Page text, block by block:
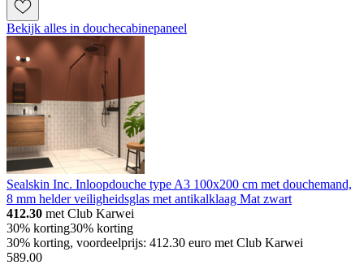
Bekijk alles in douchecabinepaneel
Sealskin Inc. Inloopdouche type A3 100x200 cm met douchemand,
8 mm helder veiligheidsglas met antikalklaag Mat zwart
412.30 met Club Karwei
30% korting30% korting
30% korting, voordeelprijs: 412.30 euro met Club Karwei
589.00